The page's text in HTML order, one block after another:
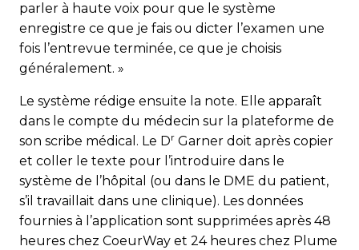
parler à haute voix pour que le système
enregistre ce que je fais ou dicter l’examen une
fois l’entrevue terminée, ce que je choisis
généralement. »
Le système rédige ensuite la note. Elle apparaît
dans le compte du médecin sur la plateforme de
son scribe médical. Le Dr Garner doit après copier
et coller le texte pour l’introduire dans le
système de l’hôpital (ou dans le DME du patient,
s’il travaillait dans une clinique). Les données
fournies à l’application sont supprimées après 48
heures chez CoeurWay et 24 heures chez Plume